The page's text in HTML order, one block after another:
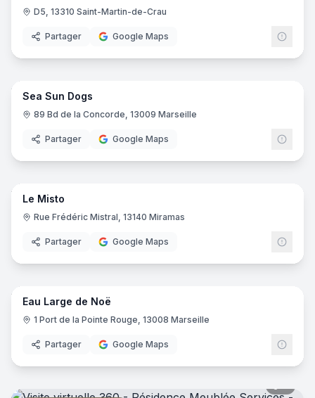
D5, 13310 Saint-Martin-de-Crau
Partager Google Maps
Toiletteur
8
Sea Sun Dogs
89 Bd de la Concorde, 13009 Marseille
Partager Google Maps
Crêperie
11
Le Misto
Rue Frédéric Mistral, 13140 Miramas
Partager Google Maps
Activité sportive
8
Eau Large de Noë
1 Port de la Pointe Rouge, 13008 Marseille
Partager Google Maps